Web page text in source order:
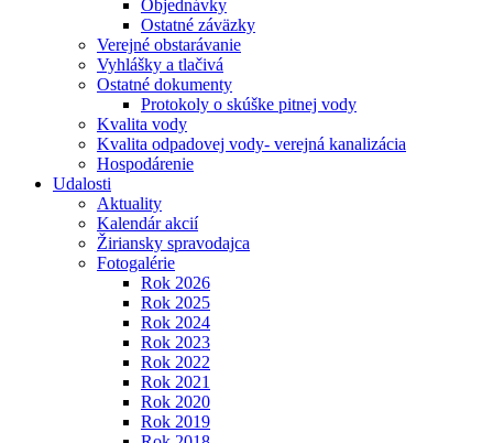
Objednávky
Ostatné záväzky
Verejné obstarávanie
Vyhlášky a tlačivá
Ostatné dokumenty
Protokoly o skúške pitnej vody
Kvalita vody
Kvalita odpadovej vody- verejná kanalizácia
Hospodárenie
Udalosti
Aktuality
Kalendár akcií
Žiriansky spravodajca
Fotogalérie
Rok 2026
Rok 2025
Rok 2024
Rok 2023
Rok 2022
Rok 2021
Rok 2020
Rok 2019